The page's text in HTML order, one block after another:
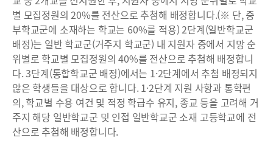
별 모집정원의 20%를 전산으로 추첨해 배정합니다.(※ 단, 중
부학교군에 소재하는 학교는 60%를 적용) 2단계(일반학교군
배정)는 일반 학교군(거주지 학교군) 내 지원자 중에서 지망 순
위별로 학교별 모집정원의 40%를 전산으로 추첨해 배정합니
다. 3단계(통합학교군 배정)에서는 1·2단계에서 추첨 배정되지
않은 학생들을 대상으로 합니다. 1·2단계 지원 사항과 통학편
의, 학교별 수용 여건 및 적정 학급수 유지, 종교 등을 고려해 거
주지 해당 일반학교군 및 인접 일반학교군 소재 고등학교에 전
산으로 추첨해 배정합니다.